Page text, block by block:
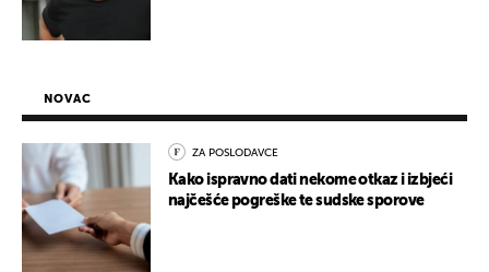
NOVAC
ZA POSLODAVCE
Kako ispravno dati nekome otkaz i izbjeći
najčešće pogreške te sudske sporove